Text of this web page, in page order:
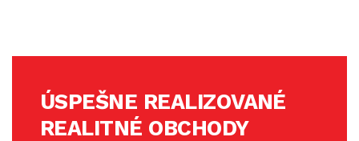
ÚSPEŠNE REALIZOVANÉ
REALITNÉ OBCHODY